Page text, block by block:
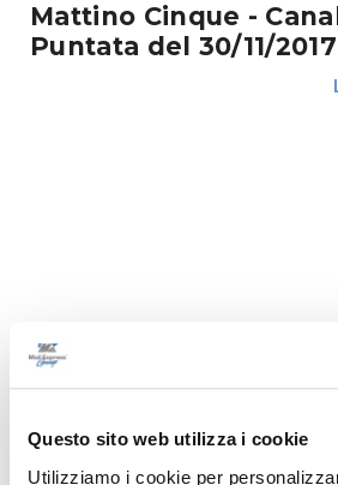
Questo sito web utilizza i cookie
Utilizziamo i cookie per
Mattino Cinque -
Puntata del 30/11/2017
Boss in incognito 2016